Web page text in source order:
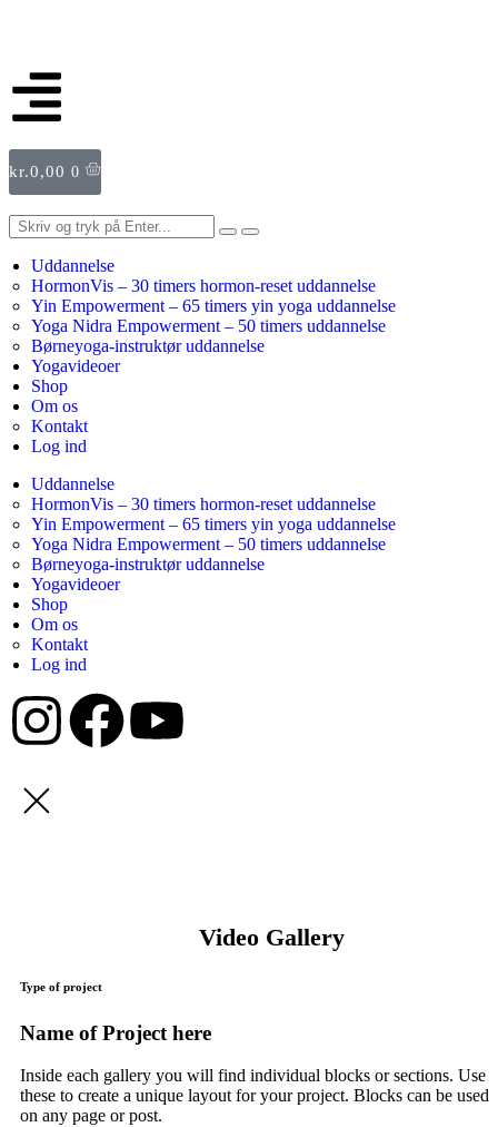
kr.0,00 0
Uddannelse
HormonVis – 30 timers hormon-reset uddannelse
Yin Empowerment – 65 timers yin yoga uddannelse
Yoga Nidra Empowerment – 50 timers uddannelse
Børneyoga-instruktør uddannelse
Yogavideoer
Shop
Om os
Kontakt
Log ind
Uddannelse
HormonVis – 30 timers hormon-reset uddannelse
Yin Empowerment – 65 timers yin yoga uddannelse
Yoga Nidra Empowerment – 50 timers uddannelse
Børneyoga-instruktør uddannelse
Yogavideoer
Shop
Om os
Kontakt
Log ind
Video Gallery
Type of project
Name of Project here
Inside each gallery you will find individual blocks or sections. Use
these to create a unique layout for your project. Blocks can be used
on any page or post.